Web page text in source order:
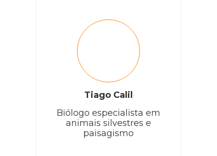
Tiago Calil
Biólogo especialista em
animais silvestres e
paisagismo